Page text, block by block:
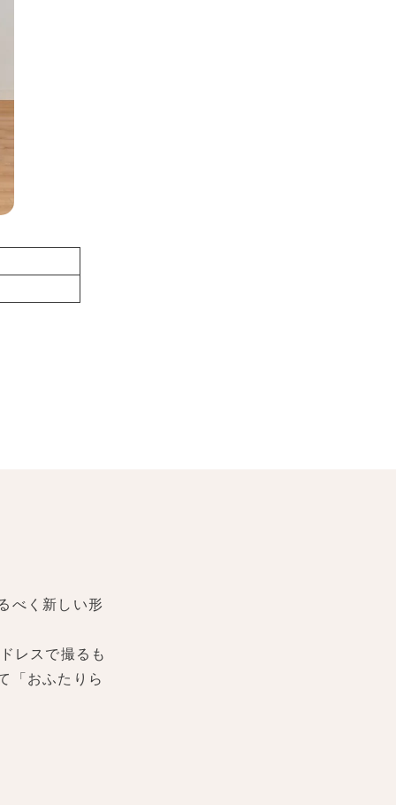
べく新しい形
レスで撮るも
「おふたりら